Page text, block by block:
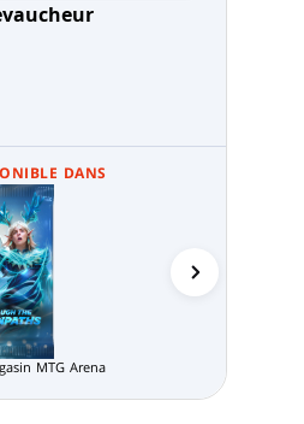
DANS
MTG Arena